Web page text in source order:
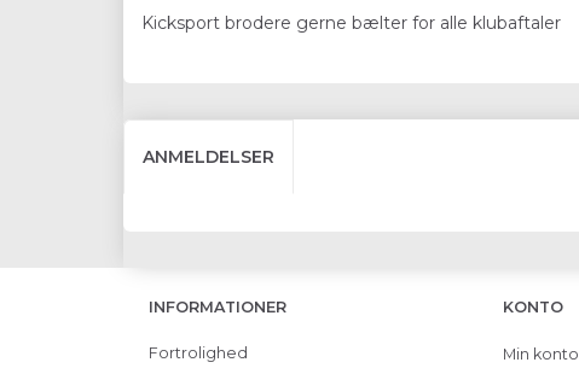
Kicksport brodere gerne bælter for alle klubaftaler
ANMELDELSER
INFORMATIONER
Fortrolighed
KONTO
Min konto